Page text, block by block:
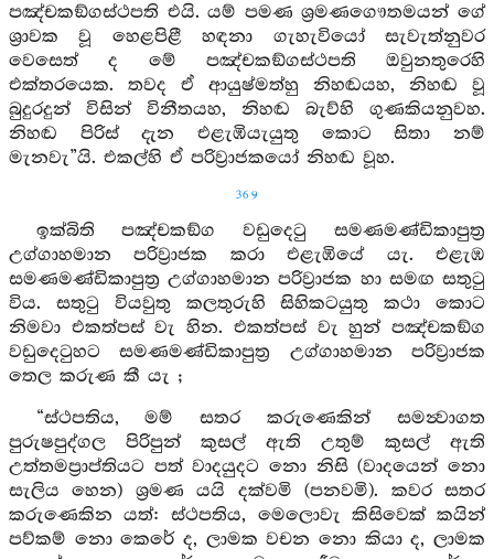
පඤ්චකඞ්ගස්‍ථපති එයි. යම් පමණ ශ්‍රමණගෞතමයන් ගේ
ශ්‍රාවක වූ හෙළපිළී හඳනා ගැහැවියෝ සැවැත්නුවර
වෙසෙත් ද මේ පඤ්චකඞ්ගස්‍ථපති ඔවුනතුරෙහි
එක්තරයෙක. තවද ඒ ආයුෂ්මත්හු නිහඬයහ, නිහඬ වූ
බුදුරදුන් විසින් විනීතයහ, නිහඬ බැව්හි ගුණකියනුවහ.
නිහඬ පිරිස් දැන එළැඹියැයුතු කොට සිතා නම්
මැනවැ”යි. එකල්හි ඒ පරිව්‍රාජකයෝ නිහඬ වූහ.
369
ඉක්බිති පඤ්චකඞ්ග වඩුදෙටු සමණමණ්ඩිකාපුත්‍ර
උග්ගාහමාන පරිව්‍රාජක කරා එළැඹියේ යැ. එළැඹ
සමණමණ්ඩිකාපුත්‍ර උග්ගාහමාන පරිව්‍රාජක හා සමඟ සතුටු
විය. සතුටු වියවුතු කලතුරුහි සිහිකටයුතු කථා කොට
නිමවා එකත්පස් වැ හින. එකත්පස් වැ හුන් පඤ්චකඞ්ග
වඩුදෙටුහට සමණමණ්ඩිකාපුත්‍ර උග්ගාහමාන පරිව්‍රාජක
තෙල කරුණ කී යැ ;
“ස්‍ථපතිය, මම් සතර කරුණෙකින් සමන්‍වාගත
පුරුෂපුද්ගල පිරිපුන් කුසල් ඇති උතුම් කුසල් ඇති
උත්තමප්‍රාප්තියට පත් වාදයුදට නො නිසි (වාදයෙන් නො
සැලිය හෙන) ශ්‍රමණ යයි දක්වමි (පනවමි). කවර සතර
කරුණෙකින යත්: ස්‍ථපතිය, මෙලොවැ කිසිවෙක් කයින්
පව්කම් නො කෙරේ ද, ලාමක වචන නො කියා ද, ලාමක